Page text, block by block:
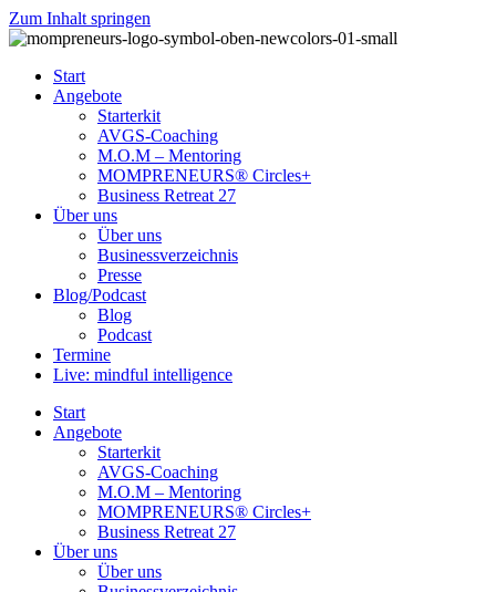
Zum Inhalt springen
Start
Angebote
Starterkit
AVGS-Coaching
M.O.M – Mentoring
MOMPRENEURS® Circles+
Business Retreat 27
Über uns
Über uns
Businessverzeichnis
Presse
Blog/Podcast
Blog
Podcast
Termine
Live: mindful intelligence
Start
Angebote
Starterkit
AVGS-Coaching
M.O.M – Mentoring
MOMPRENEURS® Circles+
Business Retreat 27
Über uns
Über uns